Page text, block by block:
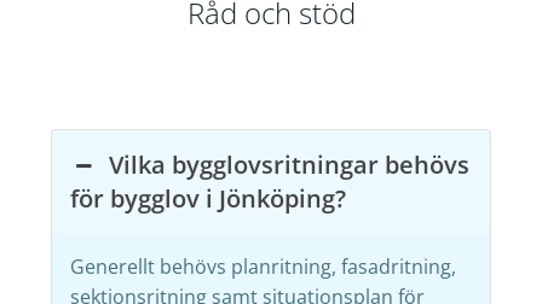
Råd och stöd
Vilka bygglovsritningar behövs
för bygglov i Jönköping?
Generellt behövs planritning, fasadritning,
sektionsritning samt situationsplan för